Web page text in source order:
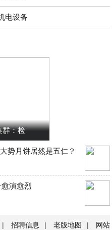
电设备
群：检
势月饼居然是五仁？
演愈烈
| 招聘信息 | 老版地图 | 网站